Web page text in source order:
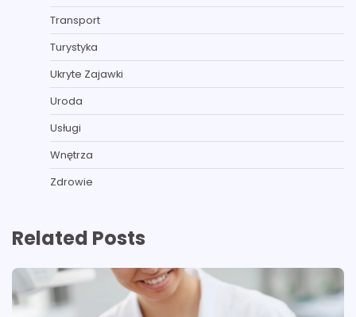
Transport
Turystyka
Ukryte Zajawki
Uroda
Usługi
Wnętrza
Zdrowie
Related Posts